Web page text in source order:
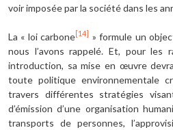
voir imposée par la société dans les
La « loi carbone [14]
» formule un
nous l’avons rappelé. Et, pour les
introduction, sa mise en œuvre
toute politique environnementale
travers différentes stratégies
d’émission d’une organisation
transports de personnes,